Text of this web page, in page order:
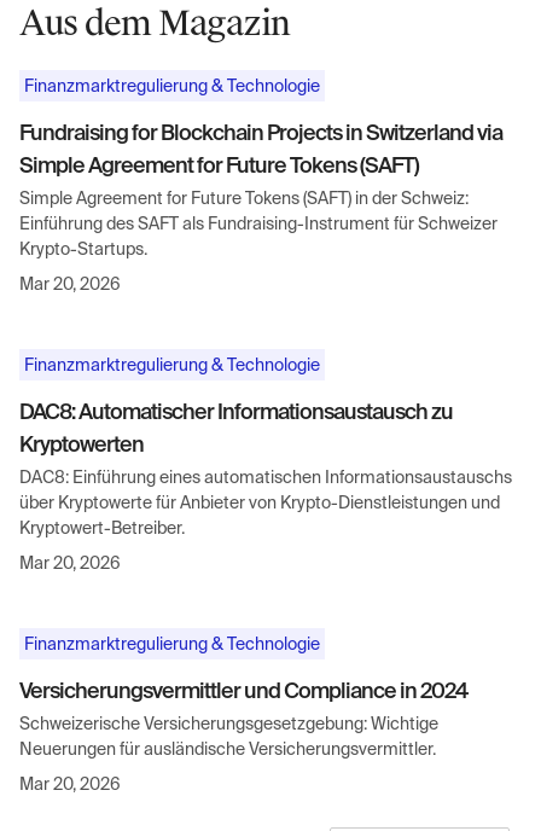
Aus dem Magazin
Finanzmarktregulierung & Technologie
Fundraising for Blockchain Projects in Switzerland via
Simple Agreement for Future Tokens (SAFT)
Simple Agreement for Future Tokens (SAFT) in der Schweiz:
Einführung des SAFT als Fundraising-Instrument für Schweizer
Krypto-Startups.
Mar 20, 2026
Finanzmarktregulierung & Technologie
DAC8: Automatischer Informationsaustausch zu
Kryptowerten
DAC8: Einführung eines automatischen Informationsaustauschs
über Kryptowerte für Anbieter von Krypto-Dienstleistungen und
Kryptowert-Betreiber.
Mar 20, 2026
Finanzmarktregulierung & Technologie
Versicherungsvermittler und Compliance in 2024
Schweizerische Versicherungsgesetzgebung: Wichtige
Neuerungen für ausländische Versicherungsvermittler.
Mar 20, 2026